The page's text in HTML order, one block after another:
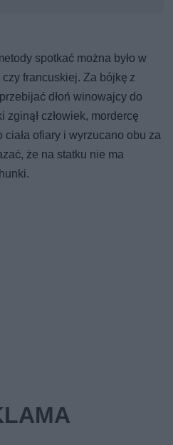
spotkać można było w
francuskiej. Za bójkę z
dłoń winowajcy do
człowiek, mordercę
ofiary i wyrzucano obu za
że na statku nie ma